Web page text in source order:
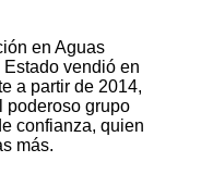
en Aguas
vendió en
a partir de 2014,
poderoso grupo
confianza, quien
más.